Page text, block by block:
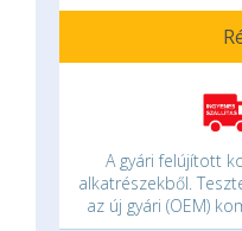
A gyári felújított
alkatrészekből.
az új gyári (OEM)